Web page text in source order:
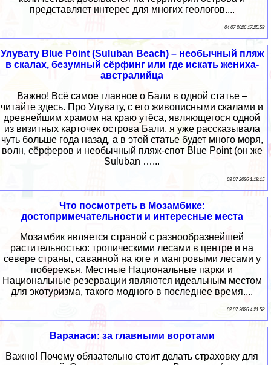
представляет интерес для многих геологов....
04 07 2026 17:25:58
Улувату Blue Point (Suluban Beach) – необычный пляж
в скалах, безумный сёрфинг или где искать жениха-
австралийца
Важно! Всё самое главное о Бали в одной статье –
читайте здесь. Про Улувату, с его живописными скалами и
древнейшим храмом на краю утёса, являющегося одной
из визитных карточек острова Бали, я уже рассказывала
чуть больше года назад, а в этой статье будет много моря,
волн, сёрферов и необычный пляж-спот Blue Point (он же
Suluban …...
03 07 2026 1:18:15
Что посмотреть в Мозамбике:
достопримечательности и интересные места
Мозамбик является страной с разнообразнейшей
растительностью: тропическими лесами в центре и на
севере страны, саванной на юге и мангровыми лесами у
побережья. Местные Национальные парки и
Национальные резервации являются идеальным местом
для экотуризма, такого модного в последнее время....
02 07 2026 4:21:58
Варанаси: за главными воротами
Важно! Почему обязательно стоит делать страховку для